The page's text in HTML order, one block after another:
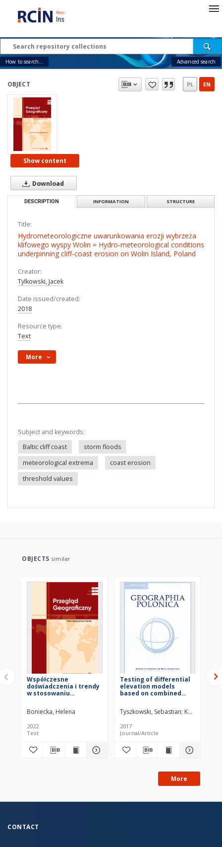
How to search... Advanced search
OBJECT PL EN
Show content
Download
DESCRIPTION INFORMATION STRUCTURE
Title:
Hydrometeorologiczne uwarunkowania erozji wybrzeża
klifowego wyspy Wolin = Hydro-meteorological conditions
underpinning cliff-coast erosion on Wolin Island, Poland
Creator:
Tylkowski, Jacek
Date issued/created:
2018
Resource type:
Text
More
Subject and keywords:
Baltic cliff coast
storm floods
meteorological extrema
coast erosion
threshold values
OBJECTS similar
Współczesne
doświadczenia i trendy
w stosowaniu
polskich brzegów
morskich i zalewów ze
uwzględnieniem
Półwyspu Helskiego =
and trends in the
artificial nourishment
Boniecka, Helena
2022
Text
Testing of differential
elevation models
based on combined
range terrestrial laser
scanning for
bank erosion
Tyszkowski, Sebastian Kaczmarek,
2017
Journal/Article
More
CONTACT